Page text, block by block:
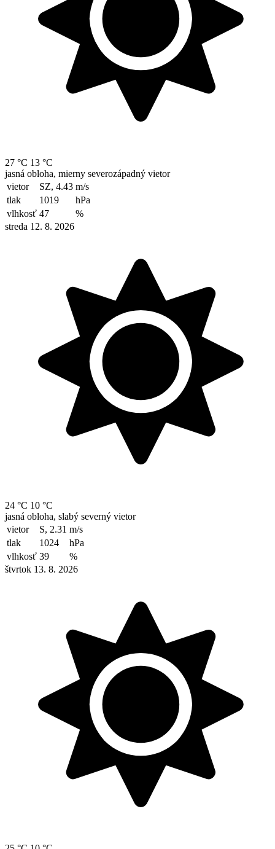
27 °C 13 °C
jasná obloha, mierny severozápadný vietor
vietor
SZ, 4.43 m/s
tlak
1019
hPa
vlhkosť 47
%
streda 12. 8. 2026
24 °C 10 °C
jasná obloha, slabý severný vietor
vietor
S, 2.31 m/s
tlak
1024
hPa
vlhkosť 39
%
štvrtok 13. 8. 2026